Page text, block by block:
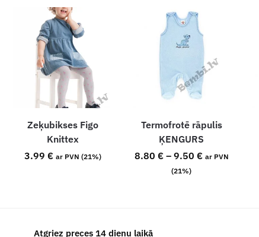
Zeķubikses Figo
Knittex
3.99€ ar PVN (21%)
Termofrotē rāpulis
ĶENGURS
8.80 € – 9.50 € ar PVN
(21%)
Atgriez preces 14 dienu laikā